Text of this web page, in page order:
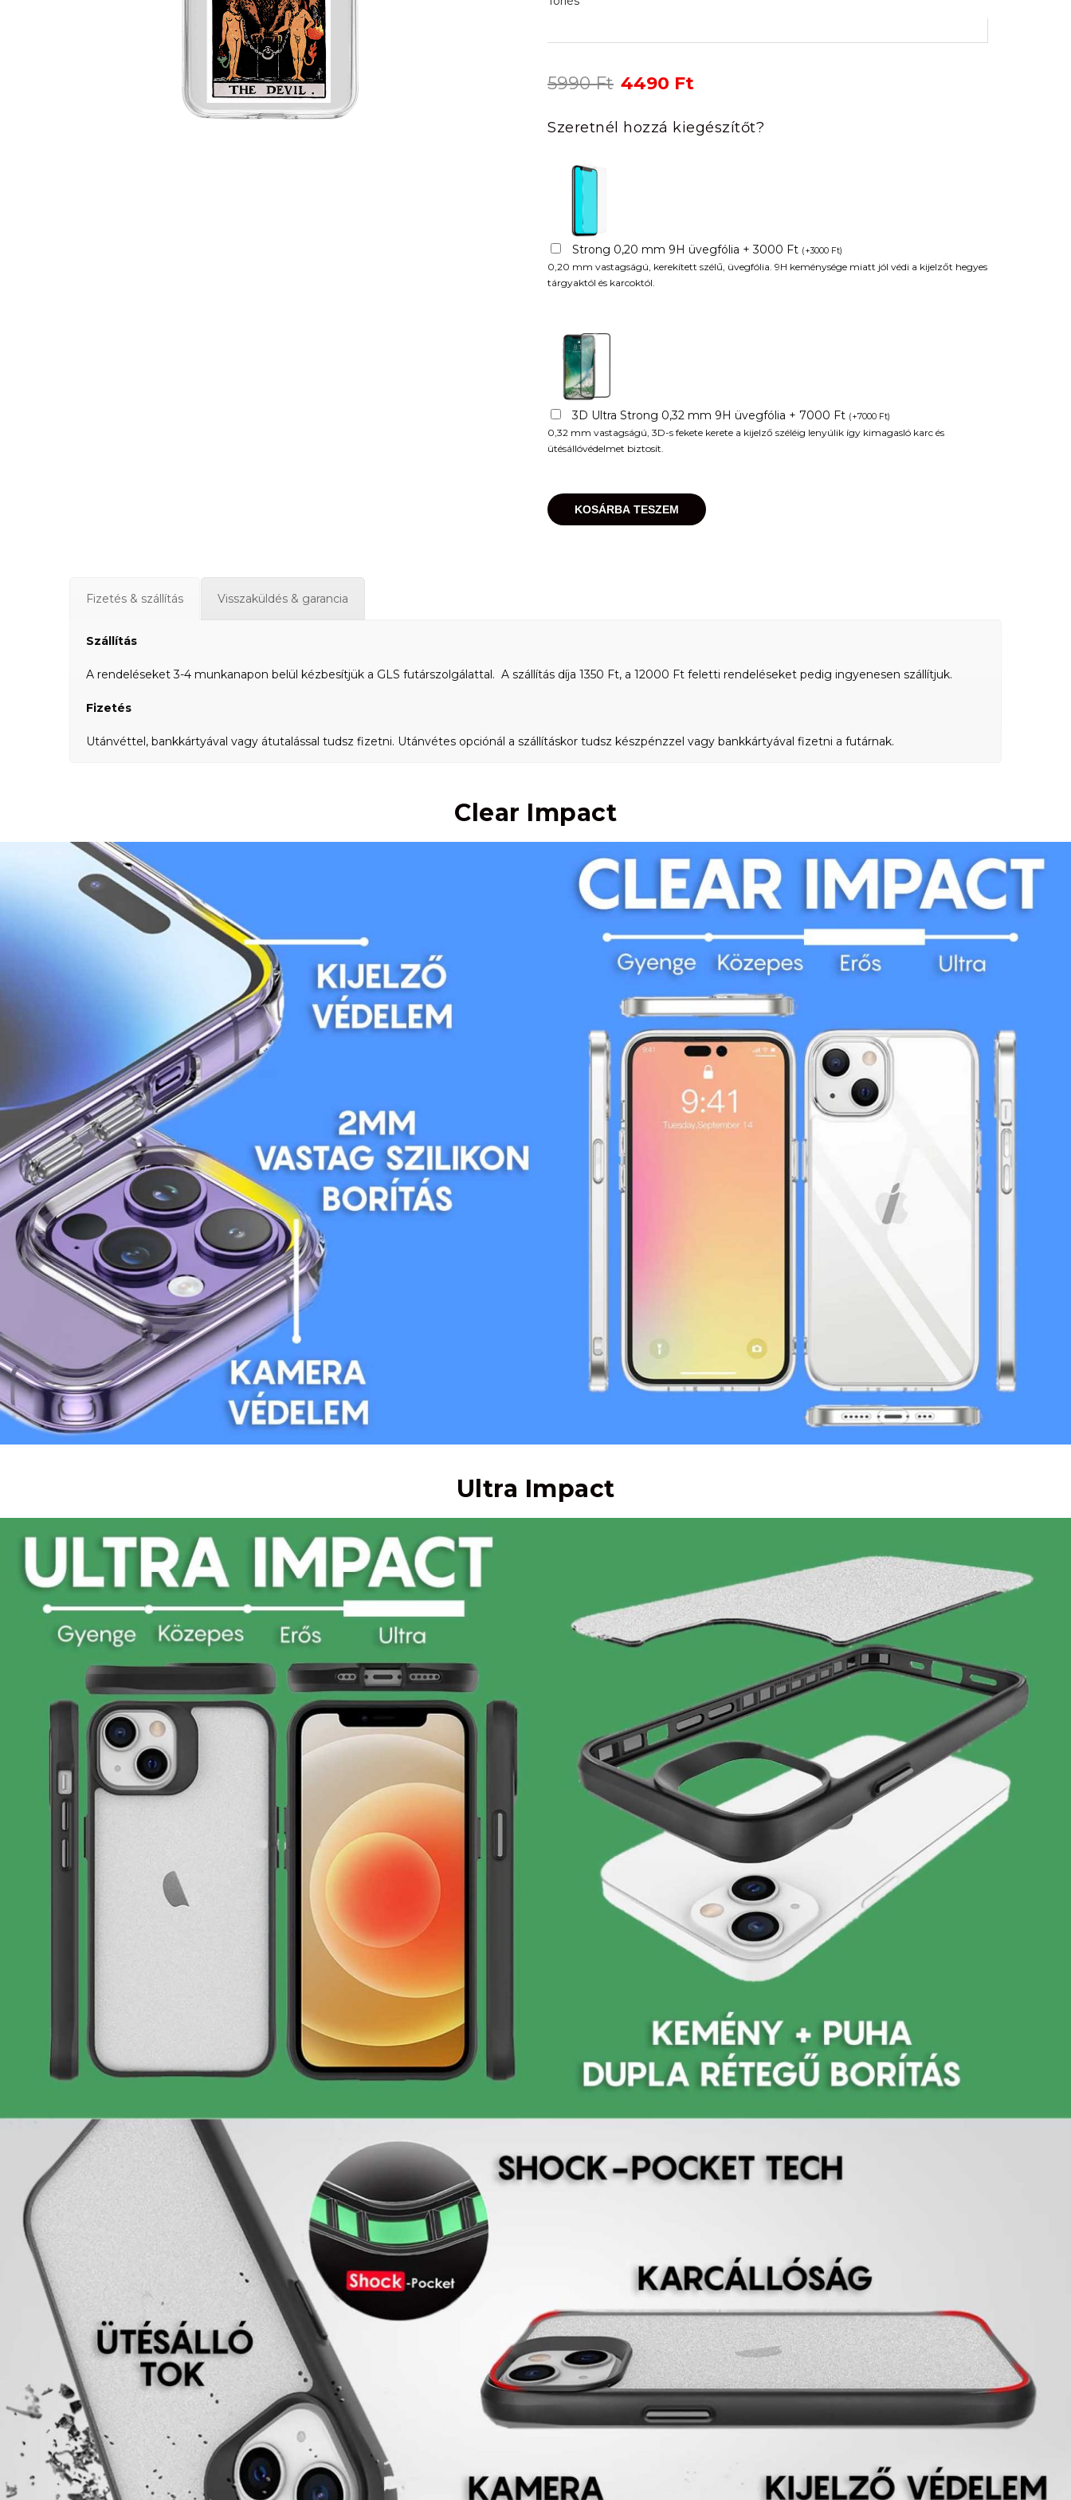
5990Ft Original
was:
5990 Ft.
4490 Ft
is:
4490 Ft.
Szeretnél hozzá kiegészítőt?
Strong 0,20 mm 9H üvegfólia + 3000 Ft (+3000 Ft)
0,20 mm vastagságú, kerekített szélű, üvegfólia. 9H keménysége miatt jól védi a kijelzőt hegyes
tárgyaktól és karcoktól.
3D Ultra Strong 0,32 mm 9H üvegfólia + 7000 Ft (+7000 Ft)
0,32 mm vastagságú, 3D-s fekete kerete a kijelző széléig lenyúlik így kimagasló karc és
ütésállóvédelmet biztosít.
KOSÁRBA TESZEM
Fizetés & szállítás Visszaküldés & garancia
Szállítás
A rendeléseket 3-4 munkanapon belül kézbesítjük a GLS futárszolgálattal. A szállítás díja 1350 Ft, a 12000 Ft feletti rendeléseket pedig ingyenesen szállítjuk.
Fizetés
Utánvéttel, bankkártyával vagy átutalással tudsz fizetni. Utánvétes opciónál a szállításkor tudsz készpénzzel vagy bankkártyával fizetni a futárnak.
Clear Impact
Ultra Impact